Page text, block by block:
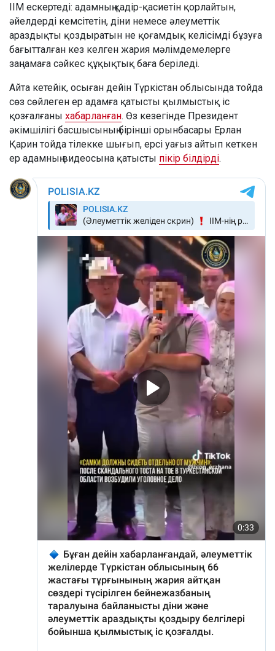
ІІМ ескертеді: адамның қадір-қасиетін қорлайтын,
әйелдерді кемсітетін, діни немесе әлеуметтік
араздықты қоздыратын не қоғамдық келісімді бұзуға
бағытталған кез келген жария мәлімдемелерге
заңнамаға сәйкес құқықтық баға беріледі.
Айта кетейік, осыған дейін Түркістан облысында тойда
сөз сөйлеген ер адамға қатысты қылмыстық іс
қозғалғаны хабарланған. Өз кезегінде Президент
әкімшілігі басшысының бірінші орынбасары Ерлан
Қарин тойда тілекке шығып, ерсі уағыз айтып кеткен
ер адамның видеосына қатысты пікір білдірді.